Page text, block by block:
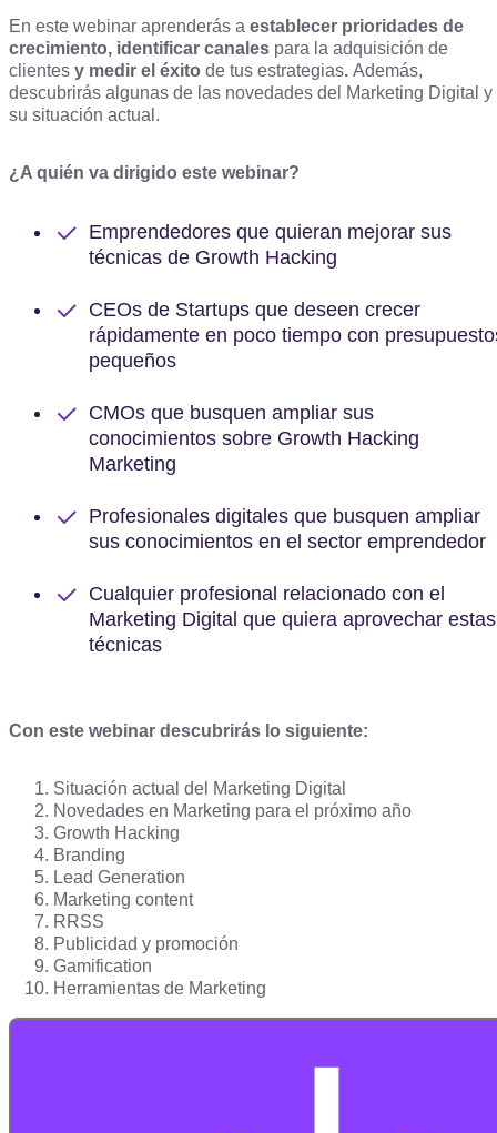
En este webinar aprenderás a establecer prioridades de
crecimiento, identificar canales para la adquisición de
clientes y medir el éxito de tus estrategias. Además,
descubrirás algunas de las novedades del Marketing Digital y
su situación actual.
¿A quién va dirigido este webinar?
Emprendedores que quieran mejorar sus
técnicas de Growth Hacking
CEOs de Startups que deseen crecer
rápidamente en poco tiempo con
pequeños
CMOs que busquen ampliar sus
conocimientos sobre Growth Hacking
Marketing
Profesionales digitales que busquen ampliar
sus conocimientos en el sector emprendedor
Cualquier profesional relacionado con el
Marketing Digital que quiera aprovechar estas
técnicas
Con este webinar descubrirás lo siguiente:
Situación actual del Marketing Digital
Novedades en Marketing para el próximo año
Growth Hacking
Branding
Lead Generation
Marketing content
RRSS
Publicidad y promoción
Gamification
Herramientas de Marketing